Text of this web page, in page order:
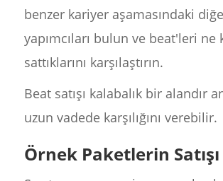
benzer kariyer aşamasındaki
yapımcıları bulun ve beat'leri ne
sattıklarını karşılaştırın.
Beat satışı kalabalık bir alandır
uzun vadede karşılığını verebilir.
Örnek Paketlerin Satışı